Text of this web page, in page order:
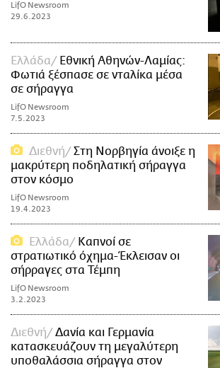
LifO Newsroom
29.6.2023
Ελλάδα
Εθνική Αθηνών-Λαμίας:
Φωτιά ξέσπασε σε νταλίκα μέσα
σε σήραγγα
LifO Newsroom
7.5.2023
Διεθνή
Στη Νορβηγία άνοιξε η
μακρύτερη ποδηλατική σήραγγα
στον κόσμο
LifO Newsroom
19.4.2023
Ελλάδα
Καπνοί σε
στρατιωτικό όχημα-Έκλεισαν οι
σήρραγες στα Τέμπη
LifO Newsroom
3.2.2023
Διεθνή
Δανία και Γερμανία
κατασκευάζουν τη μεγαλύτερη
υποθαλάσσια σήραγγα στον